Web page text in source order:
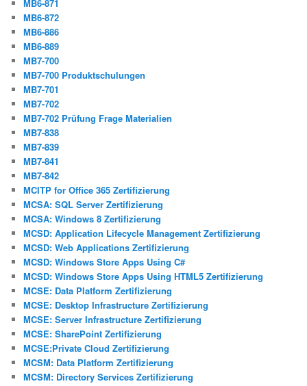
MB6-871
MB6-872
MB6-886
MB6-889
MB7-700
MB7-700 Produktschulungen
MB7-701
MB7-702
MB7-702 Prüfung Frage Materialien
MB7-838
MB7-839
MB7-841
MB7-842
MCITP for Office 365 Zertifizierung
MCSA: SQL Server Zertifizierung
MCSA: Windows 8 Zertifizierung
MCSD: Application Lifecycle Management Zertifizierung
MCSD: Web Applications Zertifizierung
MCSD: Windows Store Apps Using C#
MCSD: Windows Store Apps Using HTML5 Zertifizierung
MCSE: Data Platform Zertifizierung
MCSE: Desktop Infrastructure Zertifizierung
MCSE: Server Infrastructure Zertifizierung
MCSE: SharePoint Zertifizierung
MCSE:Private Cloud Zertifizierung
MCSM: Data Platform Zertifizierung
MCSM: Directory Services Zertifizierung